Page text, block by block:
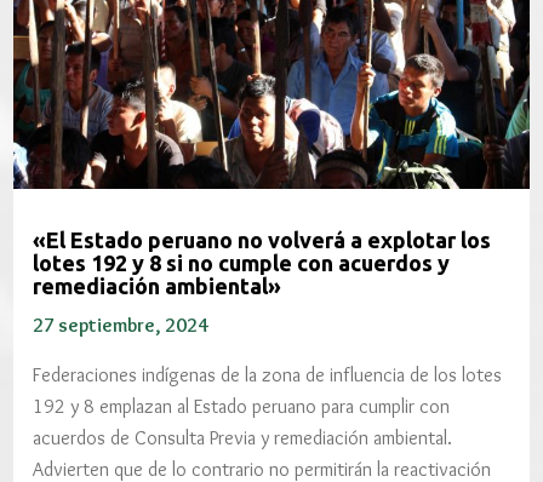
«El Estado peruano no volverá a explotar los
lotes 192 y 8 si no cumple con acuerdos y
remediación ambiental»
27 septiembre, 2024
Federaciones indígenas de la zona de influencia de los lotes
192 y 8 emplazan al Estado peruano para cumplir con
acuerdos de Consulta Previa y remediación ambiental.
Advierten que de lo contrario no permitirán la reactivación